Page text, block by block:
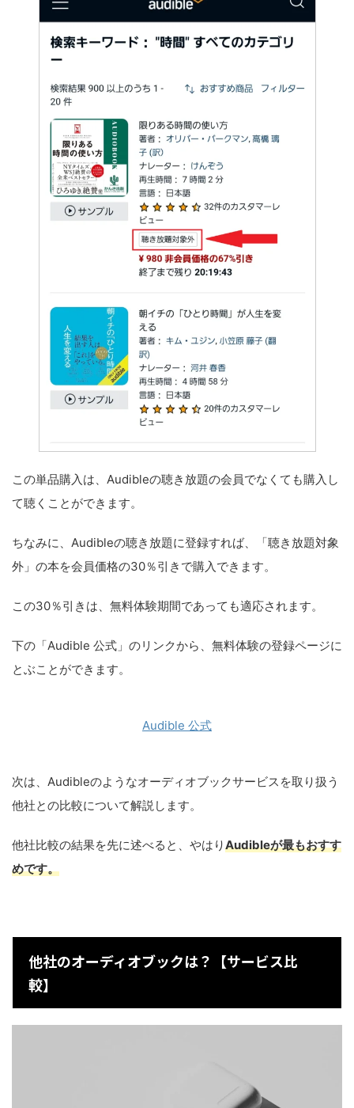
この単品購入は、Audibleの聴き放題の会員でなくても購入し
て聴くことができます。
ちなみに、Audibleの聴き放題に登録すれば、「聴き放題対象
外」の本を会員価格の30％引きで購入できます。
この30％引きは、無料体験期間であっても適応されます。
下の「Audible 公式」のリンクから、無料体験の登録ページに
とぶことができます。
Audible 公式
次は、Audibleのようなオーディオブックサービスを取り扱う
他社との比較について解説します。
他社比較の結果を先に述べると、やはりAudibleが最もおすす
めです。
他社のオーディオブックは？【サービス比
較】